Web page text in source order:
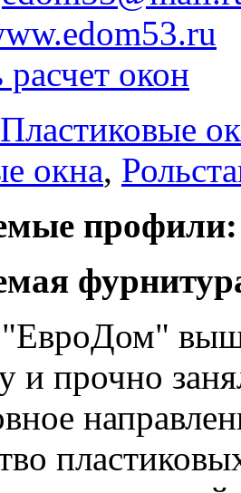
расчет окон
Пластиковые
окна,
профили:
и прочно